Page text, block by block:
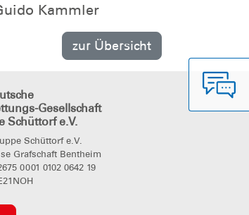
Kammler
zur Übersicht
Gesellschaft
Schüttorf e.V.
Schüttorf e.V.
Grafschaft Bentheim
0001 0102 0642 19